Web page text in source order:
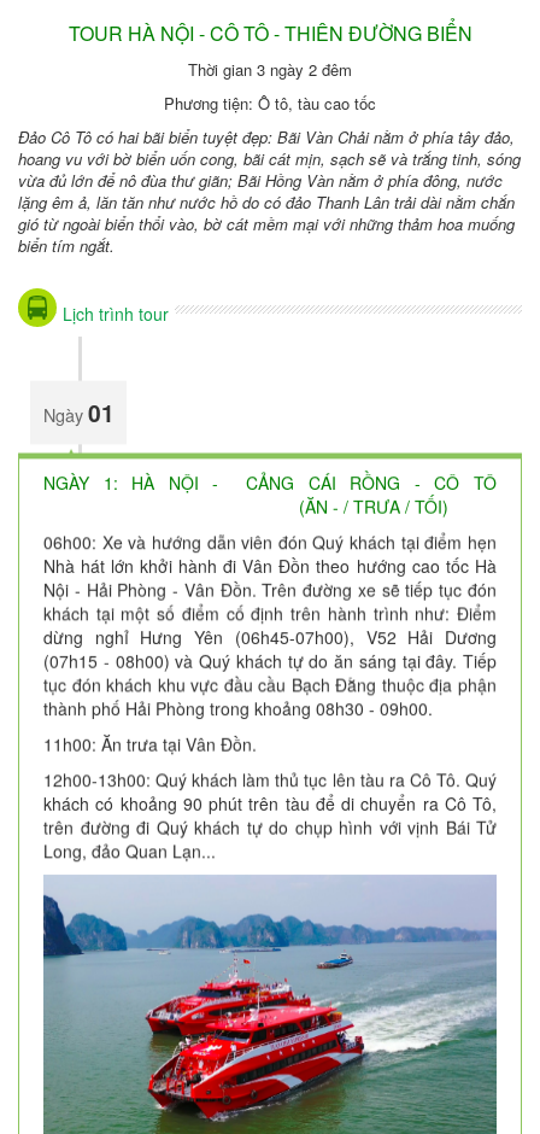
TOUR HÀ NỘI - CÔ TÔ - THIÊN ĐƯỜNG BIỂN
Thời gian 3 ngày 2 đêm
Phương tiện: Ô tô, tàu cao tốc
Đảo Cô Tô có hai bãi biển tuyệt đẹp: Bãi Vàn Chải nằm ở phía tây đảo,
hoang vu với bờ biển uốn cong, bãi cát mịn, sạch sẽ và trắng tinh, sóng
vừa đủ lớn để nô đùa thư giãn; Bãi Hồng Vàn nằm ở phía đông, nước
lặng êm ả, lăn tăn như nước hồ do có đảo Thanh Lân trải dài nằm chắn
gió từ ngoài biển thổi vào, bờ cát mềm mại với những thảm hoa muống
biển tím ngắt.
Lịch trình tour
Ngày01
NGÀY 1: HÀ NỘI - CẢNG CÁI RỒNG - CÔ TÔ
(ĂN - / TRƯA / TỐI)
06h00: Xe và hướng dẫn viên đón Quý khách tại điểm hẹn
Nhà hát lớn khởi hành đi Vân Đồn theo hướng cao tốc Hà
Nội - Hải Phòng - Vân Đồn. Trên đường xe sẽ tiếp tục đón
khách tại một số điểm cố định trên hành trình như: Điểm
dừng nghỉ Hưng Yên (06h45-07h00), V52 Hải Dương
(07h15 - 08h00) và Quý khách tự do ăn sáng tại đây. Tiếp
tục đón khách khu vực đầu cầu Bạch Đằng thuộc địa phận
thành phố Hải Phòng trong khoảng 08h30 - 09h00.
11h00: Ăn trưa tại Vân Đồn.
12h00-13h00: Quý khách làm thủ tục lên tàu ra Cô Tô. Quý
khách có khoảng 90 phút trên tàu để di chuyển ra Cô Tô,
trên đường đi Quý khách tự do chụp hình với vịnh Bái Tử
Long, đảo Quan Lạn...